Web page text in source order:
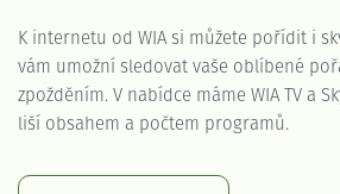
K internetu od WIA si můžete pořídit i
vám umožní sledovat vaše oblíbené
zpožděním. V nabídce máme WIA TV a
liší obsahem a počtem programů.